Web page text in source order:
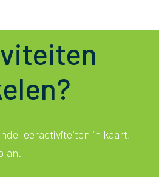
leeractiviteiten in kaart,